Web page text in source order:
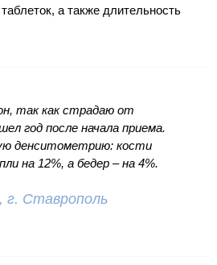
а также длительность
так как страдаю от
год после начала приема.
денситометрию: кости
на 12%, а бедер – на 4%.
г. Ставрополь